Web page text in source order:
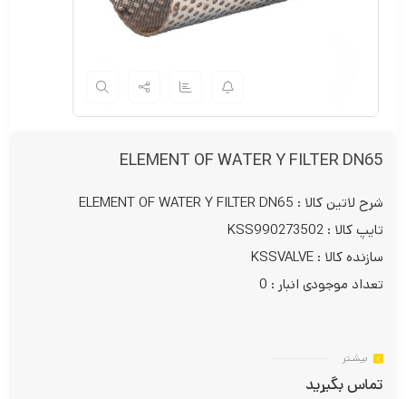
ELEMENT OF WATER Y FILTER DN65
شرح لاتین کالا : ELEMENT OF WATER Y FILTER DN65
تایپ کالا : KSS990273502
سازنده کالا : KSSVALVE
تعداد موجودی انبار : 0
بیشـتر
تماس بگیرید